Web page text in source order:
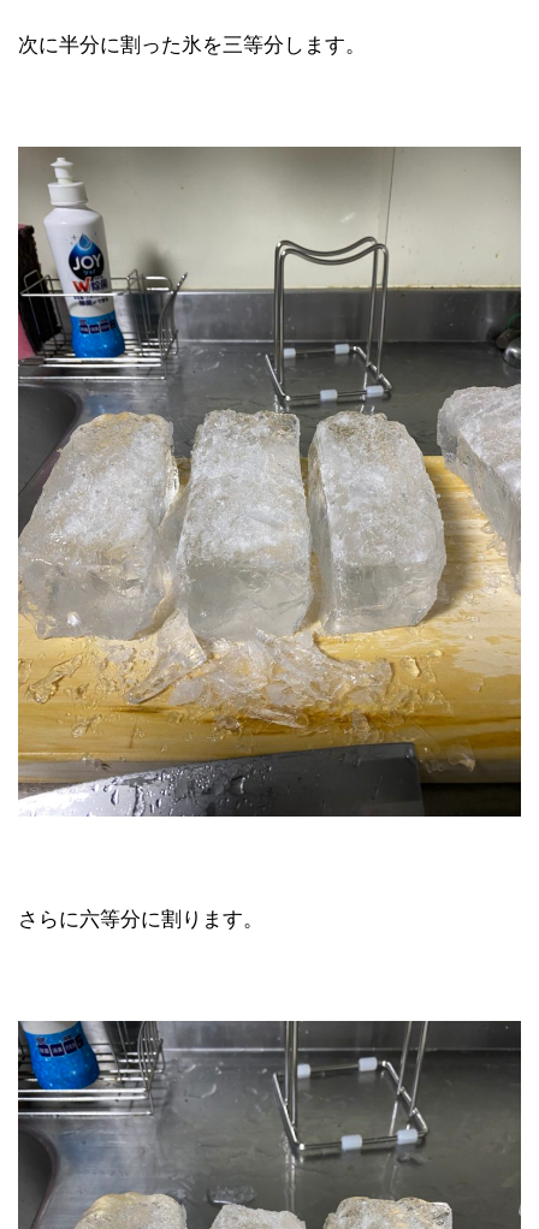
次に半分に割った氷を三等分します。
さらに六等分に割ります。